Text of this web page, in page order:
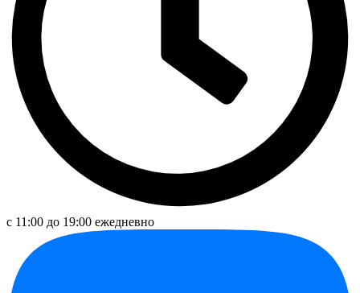
с 11:00 до 19:00 ежедневно